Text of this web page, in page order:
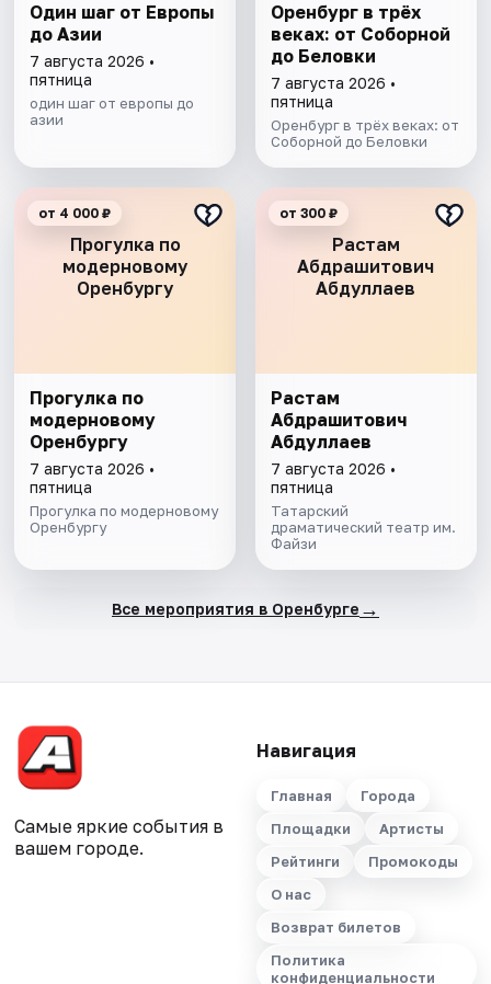
Один шаг от Европы
до Азии
7 августа 2026 •
пятница
один шаг от европы до
азии
Оренбург в трёх
веках: от Соборной
до Беловки
7 августа 2026 •
пятница
Оренбург в трёх веках: от
Соборной до Беловки
Прогулка по
модерновому
Оренбургу
от 4 000 ₽
Прогулка по
модерновому
Оренбургу
7 августа 2026 •
пятница
Прогулка по модерновому
Оренбургу
Растам
Абдрашитович
Абдуллаев
от 300 ₽
Растам
Абдрашитович
Абдуллаев
7 августа 2026 •
пятница
Татарский
драматический театр им.
Файзи
Все мероприятия в Оренбурге →
Самые яркие события в
вашем городе.
Навигация
Главная
Города
Площадки
Артисты
Рейтинги
Промокоды
О нас
Возврат билетов
Политика
конфиденциальности